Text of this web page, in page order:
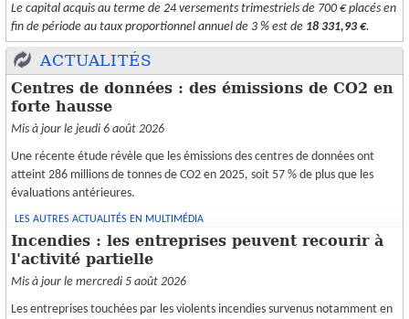
Le capital acquis au terme de 24 versements trimestriels de 700 € placés en
fin de période au taux proportionnel annuel de 3 % est de 18 331,93 €.
ACTUALITÉS
Centres de données : des émissions de CO2 en
forte hausse
Mis à jour le jeudi 6 août 2026
Une récente étude révèle que les émissions des centres de données ont
atteint 286 millions de tonnes de CO2 en 2025, soit 57 % de plus que les
évaluations antérieures.
LES AUTRES ACTUALITÉS EN MULTIMÉDIA
Incendies : les entreprises peuvent recourir à
l'activité partielle
Mis à jour le mercredi 5 août 2026
Les entreprises touchées par les violents incendies survenus notamment en